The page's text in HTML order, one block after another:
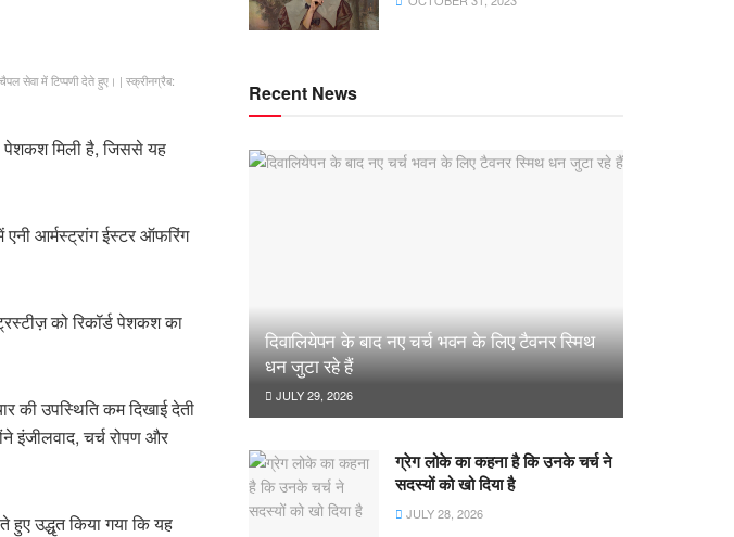
सेवा में टिप्पणी देते हुए। | स्क्रीनग्रैब:
पेशकश मिली है, जिससे यह
एनी आर्मस्ट्रांग ईस्टर ऑफरिंग
को रिकॉर्ड पेशकश का
की उपस्थिति कम दिखाई देती
इंजीलवाद, चर्च रोपण और
उद्धृत किया गया कि यह
Recent News
दिवालियेपन के बाद नए चर्च भवन के लिए टैवनर स्मिथ
धन जुटा रहे हैं
JULY 29, 2026
ग्रेग लोके का कहना है कि उनके चर्च ने
सदस्यों को खो दिया है
JULY 28, 2026